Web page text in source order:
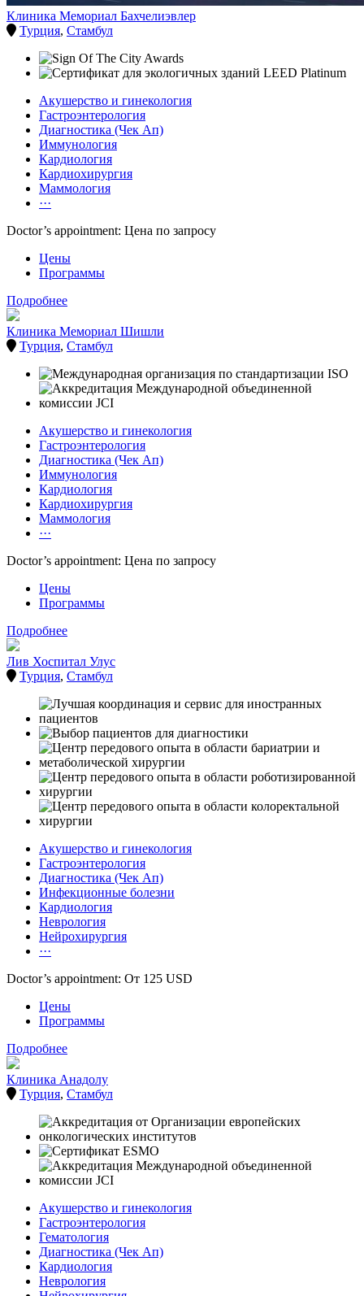
Клиника Мемориал Бахчелиэвлер
Турция, Стамбул
Акушерство и гинекология
Гастроэнтерология
Диагностика (Чек Ап)
Иммунология
Кардиология
Кардиохирургия
Маммология
···
Doctor’s appointment: Цена по запросу
Цены
Программы
Подробнее
Клиника Мемориал Шишли
Турция, Стамбул
Акушерство и гинекология
Гастроэнтерология
Диагностика (Чек Ап)
Иммунология
Кардиология
Кардиохирургия
Маммология
···
Doctor’s appointment: Цена по запросу
Цены
Программы
Подробнее
Лив Хоспитал Улус
Турция, Стамбул
Акушерство и гинекология
Гастроэнтерология
Диагностика (Чек Ап)
Инфекционные болезни
Кардиология
Неврология
Нейрохирургия
···
Doctor’s appointment: От 125 USD
Цены
Программы
Подробнее
Клиника Анадолу
Турция, Стамбул
Акушерство и гинекология
Гастроэнтерология
Гематология
Диагностика (Чек Ап)
Кардиология
Неврология